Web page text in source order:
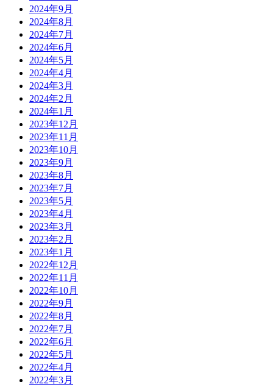
2024年9月
2024年8月
2024年7月
2024年6月
2024年5月
2024年4月
2024年3月
2024年2月
2024年1月
2023年12月
2023年11月
2023年10月
2023年9月
2023年8月
2023年7月
2023年5月
2023年4月
2023年3月
2023年2月
2023年1月
2022年12月
2022年11月
2022年10月
2022年9月
2022年8月
2022年7月
2022年6月
2022年5月
2022年4月
2022年3月